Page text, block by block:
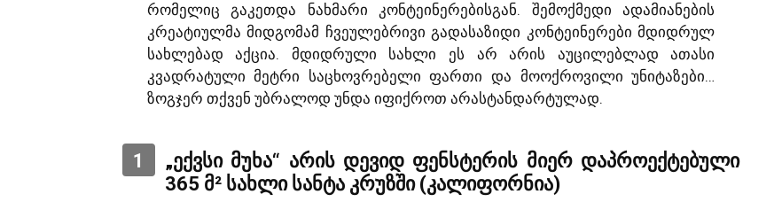
რომელიც გაკეთდა ნახმარი კონტეინერებისგან. შემოქმედი ადამიანების
კრეატიულმა მიდგომამ ჩვეულებრივი გადასაზიდი კონტეინერები მდიდრულ
სახლებად აქცია. მდიდრული სახლი ეს არ არის აუცილებლად ათასი
კვადრატული მეტრი საცხოვრებელი ფართი და მოოქროვილი უნიტაზები…
ზოგჯერ თქვენ უბრალოდ უნდა იფიქროთ არასტანდარტულად.
1
„ექვსი მუხა“ არის დევიდ ფენსტერის მიერ დაპროექტებული
365 მ² სახლი სანტა კრუზში (კალიფორნია)